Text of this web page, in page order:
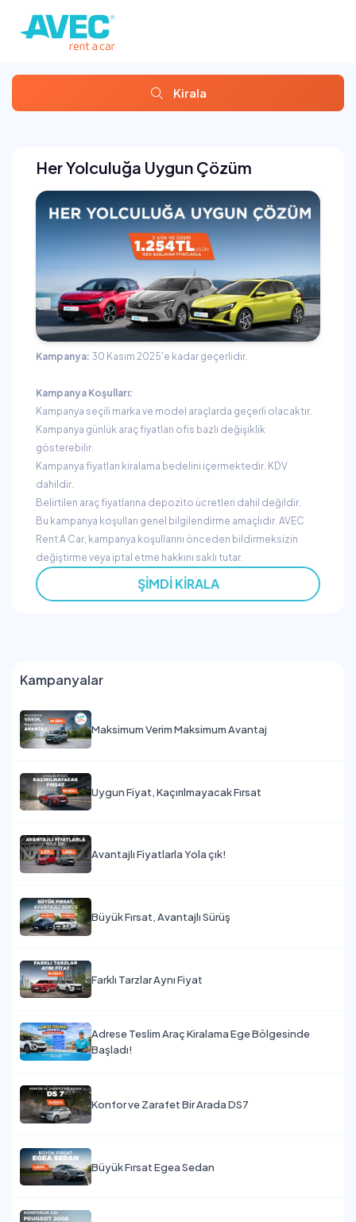
Kirala
Her Yolculuğa Uygun Çözüm
Kampanya: 30 Kasım 2025'e kadar geçerlidir.
Kampanya Koşulları:
Kampanya seçili marka ve model araçlarda geçerli olacaktır.
Kampanya günlük araç fiyatları ofis bazlı değişiklik
gösterebilir.
Kampanya fiyatları kiralama bedelini içermektedir. KDV
dahildir.
Belirtilen araç fiyatlarına depozito ücretleri dahil değildir.
Bu kampanya koşulları genel bilgilendirme amaçlıdır. AVEC
Rent A Car, kampanya koşullarını önceden bildirmeksizin
değiştirme veya iptal etme hakkını saklı tutar.
ŞIMDI KIRALA
Kampanyalar
Maksimum Verim Maksimum Avantaj
Uygun Fiyat, Kaçırılmayacak Fırsat
Avantajlı Fiyatlarla Yola çık!
Büyük Fırsat, Avantajlı Sürüş
Farklı Tarzlar Aynı Fiyat
Adrese Teslim Araç Kiralama Ege Bölgesinde
Başladı!
Konfor ve Zarafet Bir Arada DS7
Büyük Fırsat Egea Sedan